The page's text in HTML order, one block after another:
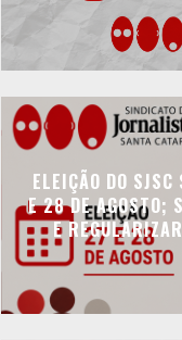
ELEIÇÃO DO
E 28 DE AGOSTO;
E